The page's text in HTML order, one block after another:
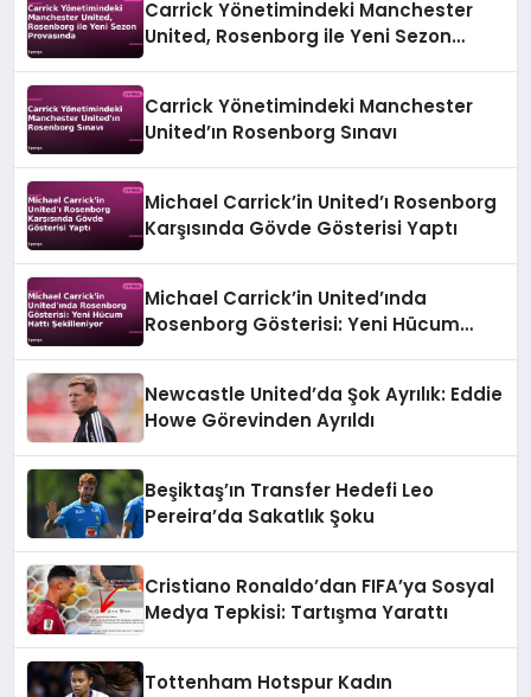
Carrick Yönetimindeki Manchester
United, Rosenborg ile Yeni Sezon
Carrick Yönetimindeki Manchester
United’ın Rosenborg Sınavı
Michael Carrick’in United’ı Rosenborg
Karşısında Gövde Gösterisi Yaptı
Michael Carrick’in United’ında
Rosenborg Gösterisi: Yeni Hücum
Newcastle United’da Şok Ayrılık: Eddie
Howe Görevinden Ayrıldı
Beşiktaş’ın Transfer Hedefi Leo
Pereira’da Sakatlık Şoku
Cristiano Ronaldo’dan FIFA’ya Sosyal
Medya Tepkisi: Tartışma Yarattı
Tottenham Hotspur Kadın